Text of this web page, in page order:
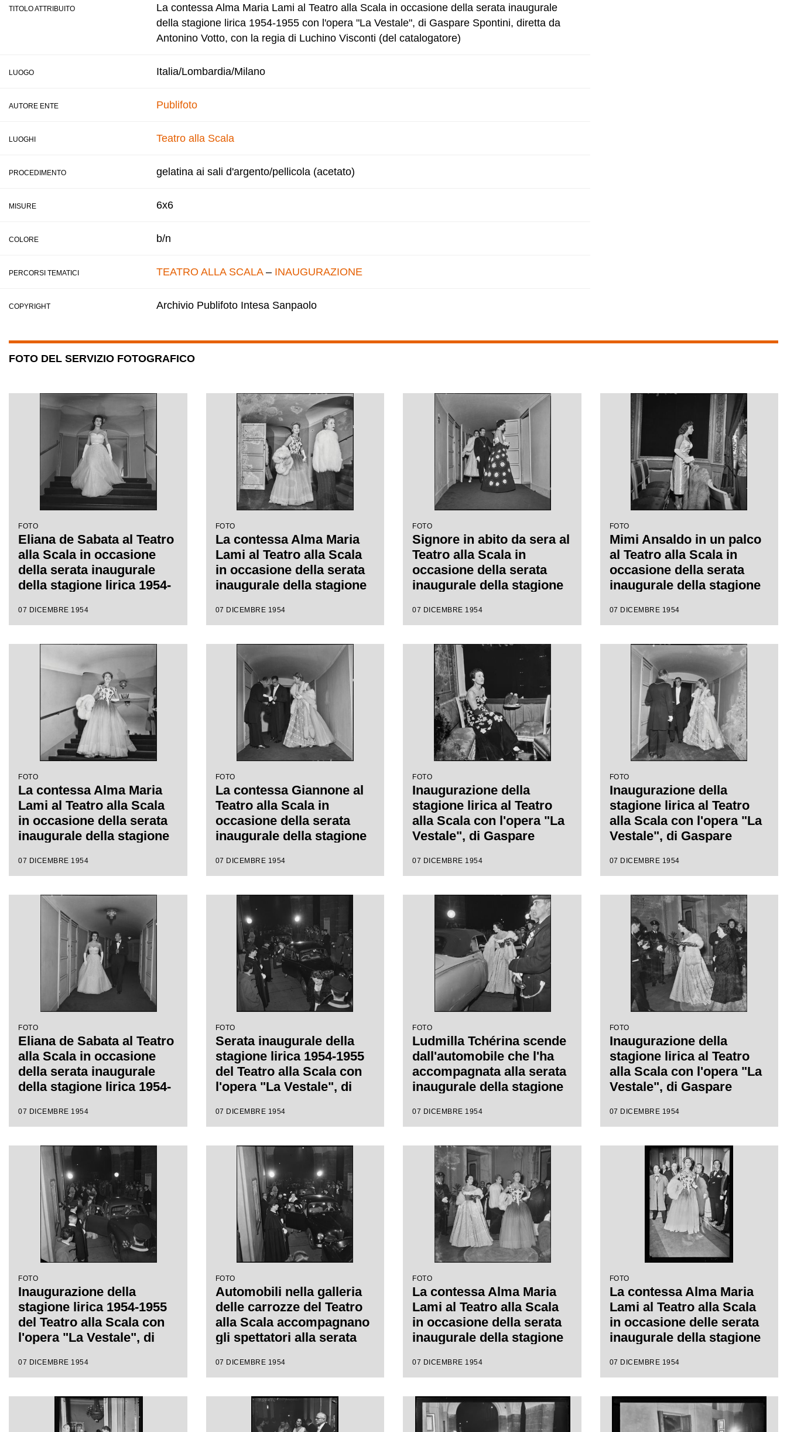
TITOLO ATTRIBUITO
La contessa Alma Maria Lami al Teatro alla Scala in occasione della serata inaugurale
della stagione lirica 1954-1955 con l'opera "La Vestale", di Gaspare Spontini, diretta da
Antonino Votto, con la regia di Luchino Visconti (del catalogatore)
LUOGO Italia/Lombardia/Milano
AUTORE ENTE Publifoto
LUOGHI Teatro alla Scala
PROCEDIMENTO gelatina ai sali d'argento/pellicola (acetato)
MISURE 6x6
COLORE b/n
PERCORSI TEMATICI TEATRO ALLA SCALA– INAUGURAZIONE
COPYRIGHT Archivio Publifoto Intesa Sanpaolo
FOTO DEL SERVIZIO FOTOGRAFICO
FOTO
Eliana de Sabata al Teatro
alla Scala in occasione
della serata inaugurale
della stagione lirica 1954-
Vestale", di Gaspare
Antonino Votto, con la
regia di Luchino Visconti
07 DICEMBRE 1954
FOTO
La contessa Alma Maria
Lami al Teatro alla Scala
in occasione della serata
inaugurale della stagione
con l'opera "La Vestale",
diretta da Antonino Votto,
con la regia di Luchino
Visconti
07 DICEMBRE 1954
FOTO
Signore in abito da sera al
Teatro alla Scala in
occasione della serata
inaugurale della stagione
l'opera "La Vestale", di
da Antonino Votto, con la
regia di Luchino Visconti
07 DICEMBRE 1954
FOTO
Mimi Ansaldo in un palco
al Teatro alla Scala in
occasione della serata
inaugurale della stagione
l'opera "La Vestale", di
da Antonino Votto, con la
regia di Luchino Visconti
07 DICEMBRE 1954
FOTO
La contessa Alma Maria
Lami al Teatro alla Scala
in occasione della serata
inaugurale della stagione
l'opera "La Vestale", di
da Antonino Votto, con la
regia di Luchino Visconti
07 DICEMBRE 1954
FOTO
La contessa Giannone al
Teatro alla Scala in
occasione della serata
inaugurale della stagione
l'opera "La Vestale", di
da Antonino Votto, con la
regia di Luchino Visconti
07 DICEMBRE 1954
FOTO
Inaugurazione della
stagione lirica al Teatro
alla Scala con l'opera "La
Vestale", di Gaspare
Luchino Visconti e diretta
07 DICEMBRE 1954
FOTO
Inaugurazione della
stagione lirica al Teatro
alla Scala con l'opera "La
Vestale", di Gaspare
Luchino Visconti e diretta
07 DICEMBRE 1954
FOTO
Eliana de Sabata al Teatro
alla Scala in occasione
della serata inaugurale
della stagione lirica 1954-
Vestale", di Gaspare
Antonino Votto, con la
regia di Luchino Visconti
07 DICEMBRE 1954
FOTO
Serata inaugurale della
stagione lirica 1954-1955
del Teatro alla Scala con
l'opera "La Vestale", di
da Antonino Votto, con la
07 DICEMBRE 1954
FOTO
Ludmilla Tchérina scende
dall'automobile che l'ha
accompagnata alla serata
inaugurale della stagione
alla Scala con l'opera "La
Spontini, diretta da
Antonino Votto, con la
regia di Luchino Visconti
07 DICEMBRE 1954
FOTO
Inaugurazione della
stagione lirica al Teatro
alla Scala con l'opera "La
Vestale", di Gaspare
Luchino Visconti e diretta
07 DICEMBRE 1954
FOTO
Inaugurazione della
stagione lirica 1954-1955
del Teatro alla Scala con
l'opera "La Vestale", di
da Antonino Votto, con la
07 DICEMBRE 1954
FOTO
Automobili nella galleria
delle carrozze del Teatro
alla Scala accompagnano
gli spettatori alla serata
lirica 1954-1955 con
Gaspare Spontini, diretta
da Antonino Votto, con la
regia di Luchino Visconti
07 DICEMBRE 1954
FOTO
La contessa Alma Maria
Lami al Teatro alla Scala
in occasione della serata
inaugurale della stagione
Vestale", di Gaspare
Luchino Visconti e diretta
da Antonino Votto
07 DICEMBRE 1954
FOTO
La contessa Alma Maria
Lami al Teatro alla Scala
in occasione delle serata
inaugurale della stagione
con l'opera "La Vestale",
diretta da Antonino Votto,
con la regia di Luchino
Visconti
07 DICEMBRE 1954